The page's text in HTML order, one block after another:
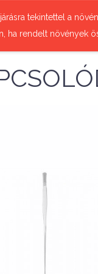
tekintettel a
ha rendelt növények
Nettó ár: 3,071 Ft